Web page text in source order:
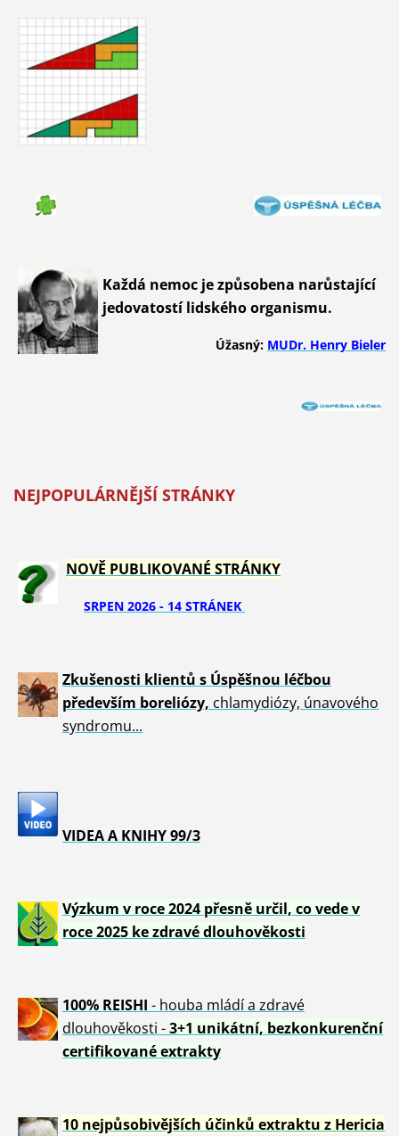
Každá nemoc je způsobena narůstající
jedovatostí lidského organismu.
Úžasný: MUDr. Henry Bieler
NEJPOPULÁRNĚJŠÍ STRÁNKY
NOVĚ PUBLIKOVANÉ STRÁNKY
SRPEN 2026 - 14 STRÁNEK
Zkušenosti klientů s Úspěšnou léčbou
především boreliózy, chlamydiózy, únavového
syndromu...
VIDEA A KNIHY 99/3
Výzkum v roce 2024 přesně určil, co vede v
roce 2025 ke zdravé dlouhověkosti
100% REISHI - houba mládí a zdravé
dlouhověkosti -3+1 unikátní, bezkonkurenční
certifikované extrakty
10 nejpůsobivějších účinků extraktu z Hericia